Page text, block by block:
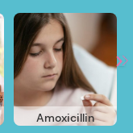
Amoxicillin